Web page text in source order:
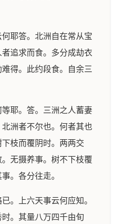
耶答。北洲自在常从宝
追求而食。多分成劫衣
得。此约段食。自余三
耶。答。三洲之人蓄妻
洲者不尔也。何者其也
枝而覆阴时。两两交
无摄养事。树不下枝覆
。各分往走。
。上六天事云何应知。
。其量八万四千由旬